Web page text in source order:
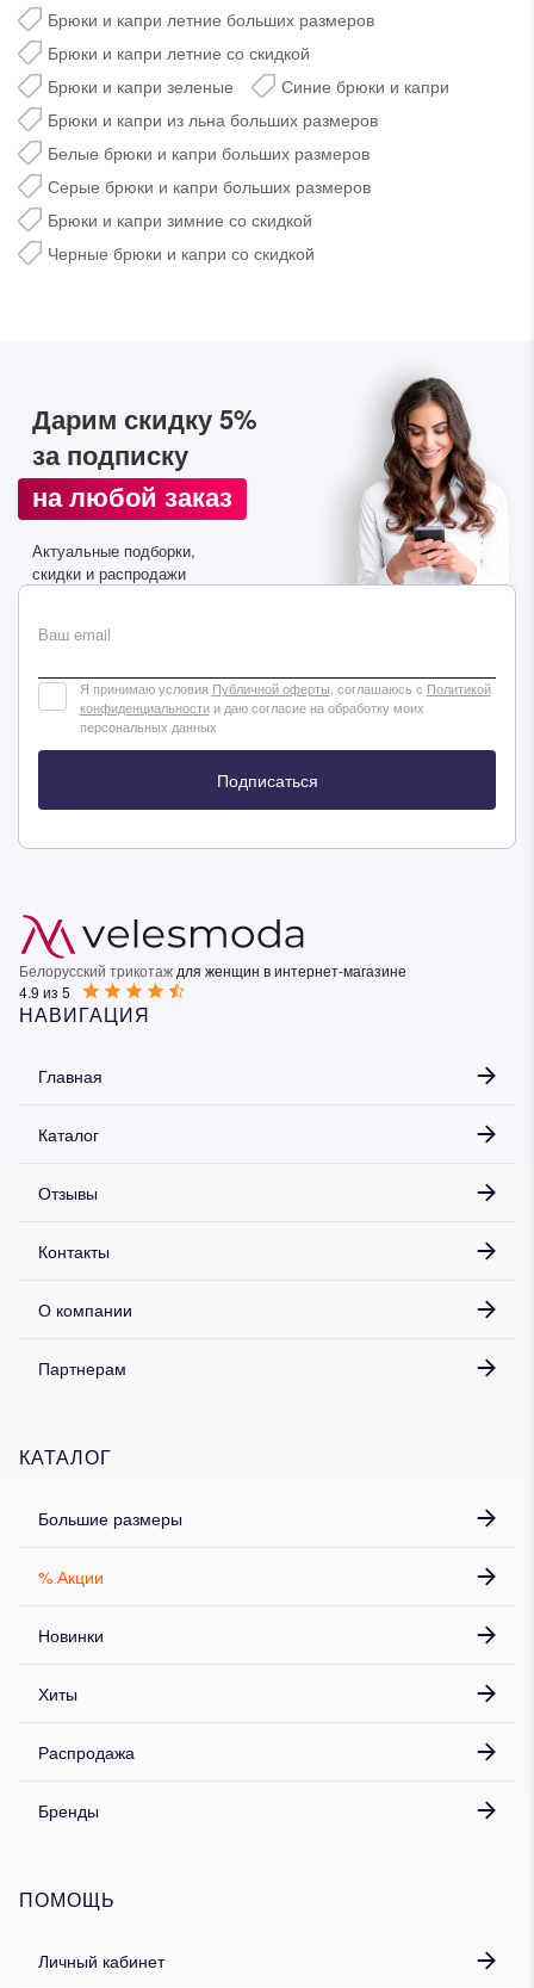
Брюки и капри летние больших размеров
Брюки и капри летние со скидкой
Брюки и капри зеленые
Синие брюки и капри
Брюки и капри из льна больших размеров
Белые брюки и капри больших размеров
Серые брюки и капри больших размеров
Брюки и капри зимние со скидкой
Черные брюки и капри со скидкой
Дарим скидку 5%
за подписку
на любой заказ
Актуальные подборки,
скидки и распродажи
Ваш email
Я принимаю условия Публичной оферты , соглашаюсь с Политикой
конфиденциальностии даю согласие на обработку моих
персональных данных
Подписаться
Белорусский трикотаж для женщин в интернет-магазине
4.9 из 5
НАВИГАЦИЯ
Главная
Каталог
Отзывы
Контакты
О компании
Партнерам
КАТАЛОГ
Большие размеры
% Акции
Новинки
Хиты
Распродажа
Бренды
ПОМОЩЬ
Личный кабинет
Стильные подборки, эксклюзивные акции и горячие
распродажи в удобном формате
Подписаться